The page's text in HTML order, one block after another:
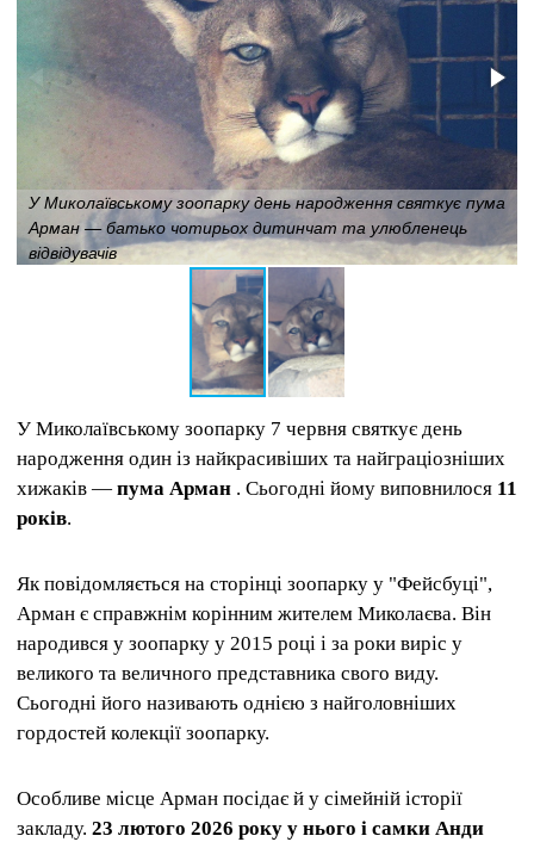
У Миколаївському зоопарку день народження святкує пума
Арман — батько чотирьох дитинчат та улюбленець
відвідувачів
У Миколаївському зоопарку 7 червня святкує день
народження один із найкрасивіших та найграціозніших
хижаків — пума Арман . Сьогодні йому виповнилося 11
років.
Як повідомляється на сторінці зоопарку у "Фейсбуці",
Арман є справжнім корінним жителем Миколаєва. Він
народився у зоопарку у 2015 році і за роки виріс у
великого та величного представника свого виду.
Сьогодні його називають однією з найголовніших
гордостей колекції зоопарку.
Особливе місце Арман посідає й у сімейній історії
закладу. 23 лютого 2026 року у нього і самки Анди